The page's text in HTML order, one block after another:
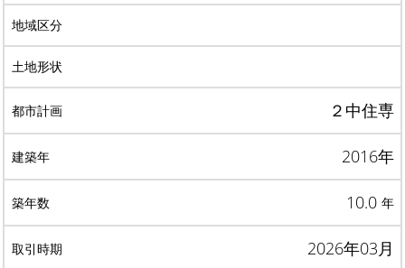
２中住専
2016年
10.0 年
2026年03月